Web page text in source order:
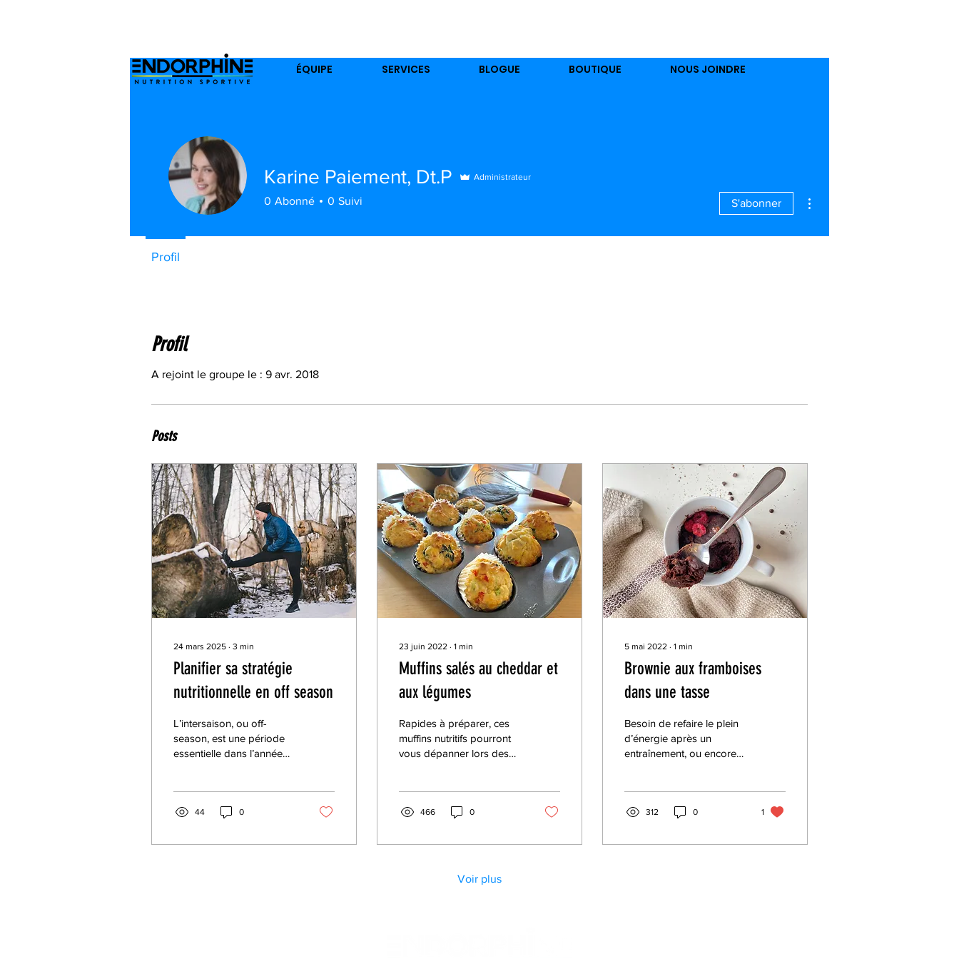
ÉQUIPE SERVICES BLOGUE BOUTIQUE NOUS JOINDRE
Profil
A rejoint le groupe le : 9 avr. 2018
Posts
24 mars 2025 ∙ 3 min
Planifier sa stratégie
nutritionnelle en off season
L’intersaison, ou off-
season, est une période
essentielle dans l’année
44 0
23 juin 2022 ∙ 1 min
Muffins salés au cheddar et
aux légumes
Rapides à préparer, ces
muffins nutritifs pourront
vous dépanner lors des
466 0
5 mai 2022 ∙ 1 min
Brownie aux framboises
dans une tasse
Besoin de refaire le plein
d’énergie après un
entraînement, ou encore
312 0 1
Voir plus
Karine Paiement, Dt.P Administrateur
0 Abonné 0 Suivi S'abonner
Profil